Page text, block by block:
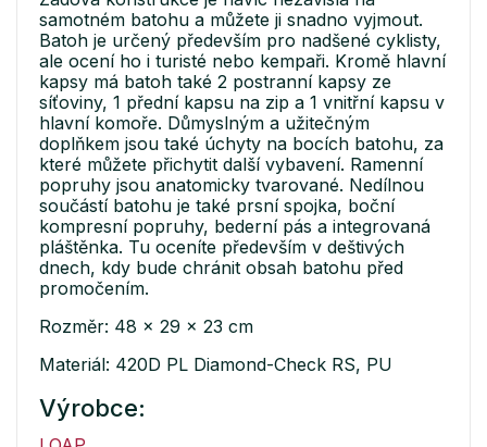
samotném batohu a můžete ji snadno vyjmout.
Batoh je určený především pro nadšené cyklisty,
ale ocení ho i turisté nebo kempaři. Kromě hlavní
kapsy má batoh také 2 postranní kapsy ze
síťoviny, 1 přední kapsu na zip a 1 vnitřní kapsu v
hlavní komoře. Důmyslným a užitečným
doplňkem jsou také úchyty na bocích batohu, za
které můžete přichytit další vybavení. Ramenní
popruhy jsou anatomicky tvarované. Nedílnou
součástí batohu je také prsní spojka, boční
kompresní popruhy, bederní pás a integrovaná
pláštěnka. Tu oceníte především v deštivých
dnech, kdy bude chránit obsah batohu před
promočením.
Rozměr: 48 x 29 x 23 cm
Materiál: 420D PL Diamond-Check RS, PU
Výrobce: